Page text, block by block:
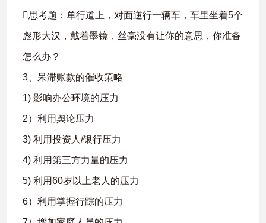
思考题：单行道上，对面逆行一辆车，车里坐着5个
彪形大汉，戴着墨镜，丝毫没有让你的意思，你准备
怎么办？
3、呆滞账款的催收策略
1) 影响办公环境的压力
2）利用舆论压力
3) 利用投资人/银行压力
4) 利用第三方力量的压力
5) 利用60岁以上老人的压力
6）利用掌握行踪的压力